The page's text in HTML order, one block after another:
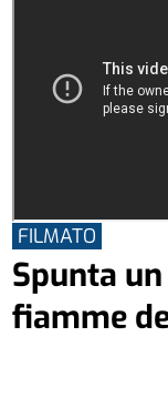
FILMATO
Spunta
fiamme